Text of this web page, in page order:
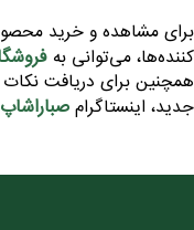
برای مشاهده و خرید
کننده‌ها، می‌توانی به
همچنین برای دریافت
جدید، اینستاگرام صباراشاپ